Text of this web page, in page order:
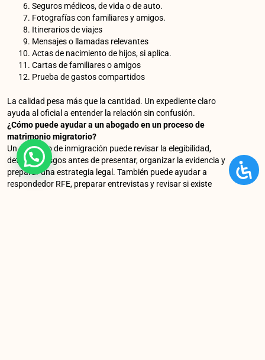
Seguros médicos, de vida o de auto.
Fotografías con familiares y amigos.
Itinerarios de viajes
Mensajes o llamadas relevantes
Actas de nacimiento de hijos, si aplica.
Cartas de familiares o amigos
Prueba de gastos compartidos
La calidad pesa más que la cantidad. Un expediente claro
ayuda al oficial a entender la relación sin confusión.
¿Cómo puede ayudar a un abogado en un proceso de
matrimonio migratorio?
Un abogado de inmigración puede revisar la elegibilidad,
detectar riesgos antes de presentar, organizar la evidencia y
preparar una estrategia legal. También puede ayudar a
respondedor RFE, preparar entrevistas y revisar si existe